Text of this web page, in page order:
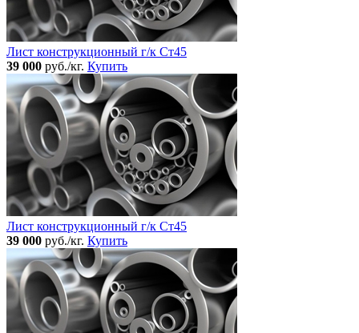
Лист конструкционный г/к Ст45
39 000 руб./кг. Купить
Лист конструкционный г/к Ст45
39 000 руб./кг. Купить